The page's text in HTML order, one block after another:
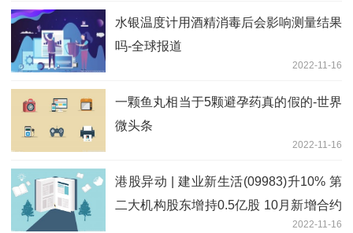
水银温度计用酒精消毒后会影响测量结果
吗-全球报道
2022-11-16
一颗鱼丸相当于5颗避孕药真的假的-世界
微头条
2022-11-16
港股异动 | 建业新生活(09983)升10% 第
二大机构股东增持0.5亿股 10月新增合约
2022-11-16